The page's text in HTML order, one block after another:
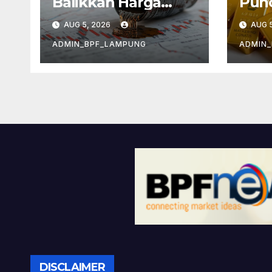
Minyak
AUG 5, 2026
ADMIN_BPF_LAMPUNG
AUG
DISCLAIMER